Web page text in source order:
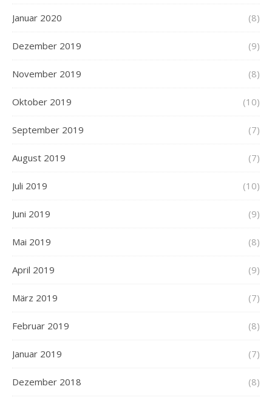
Januar 2020 (8)
Dezember 2019 (9)
November 2019 (8)
Oktober 2019 (10)
September 2019 (7)
August 2019 (7)
Juli 2019 (10)
Juni 2019 (9)
Mai 2019 (8)
April 2019 (9)
März 2019 (7)
Februar 2019 (8)
Januar 2019 (7)
Dezember 2018 (8)